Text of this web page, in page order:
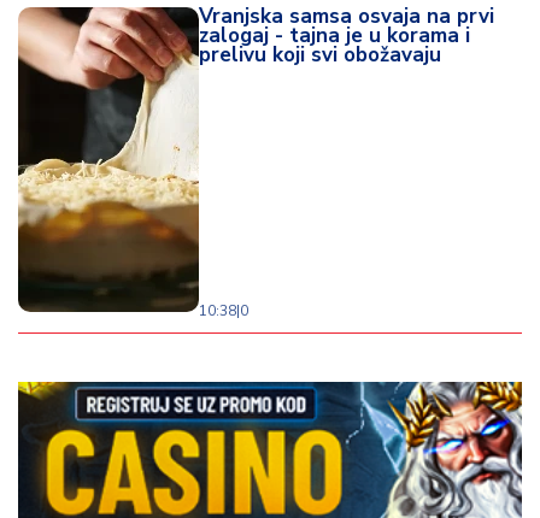
Vranjska samsa osvaja na prvi
zalogaj - tajna je u korama i
prelivu koji svi obožavaju
10:38|0